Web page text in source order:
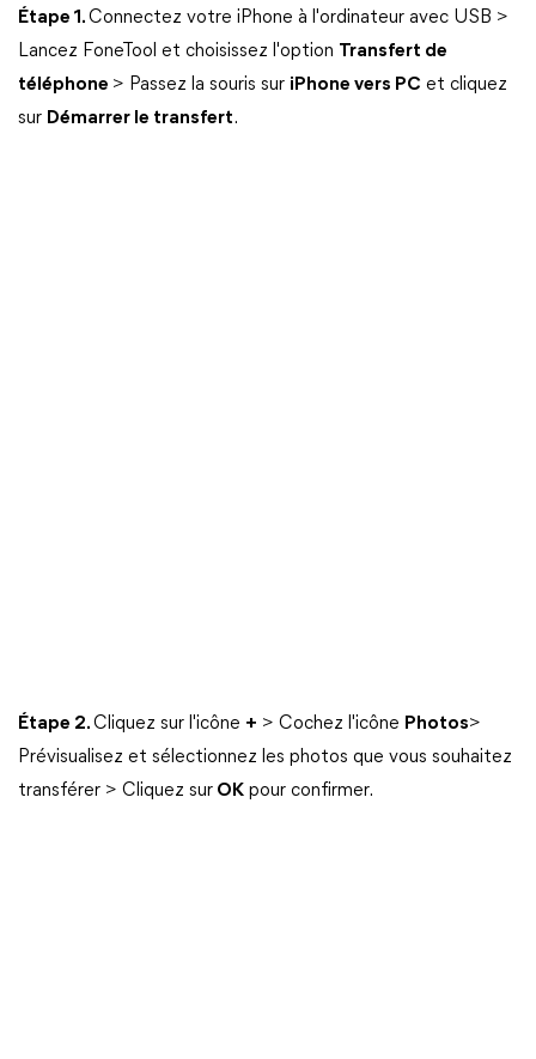
Étape 1.Connectez votre iPhone à l'ordinateur avec USB >
Lancez FoneTool et choisissez l'option Transfert de
téléphone > Passez la souris sur iPhone vers PC et cliquez
sur Démarrer le transfert.
Étape 2.Cliquez sur l'icône + > Cochez l'icône Photos>
Prévisualisez et sélectionnez les photos que vous souhaitez
transférer > Cliquez sur OK pour confirmer.